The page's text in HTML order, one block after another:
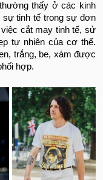
thấy ở các kinh
sự tinh tế trong sự đơn
cắt may tinh tế, sử
tự nhiên của cơ thể.
trắng, be, xám được
hợp.